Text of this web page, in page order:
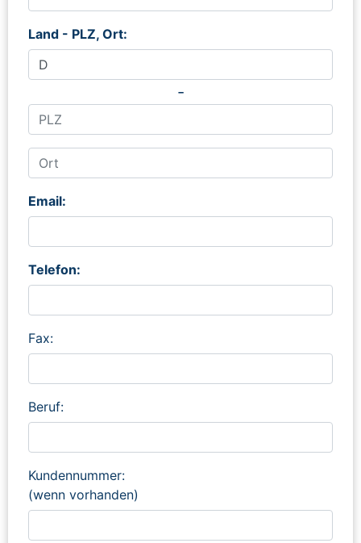
Land - PLZ, Ort:
-
Email:
Telefon:
Fax:
Beruf:
Kundennummer:
(wenn vorhanden)